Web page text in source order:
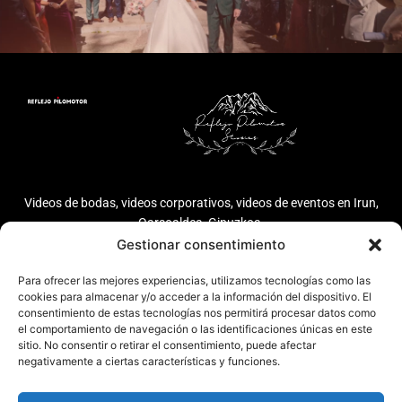
Gestionar consentimiento
Para ofrecer las mejores experiencias, utilizamos tecnologías como las
cookies para almacenar y/o acceder a la información del dispositivo. El
consentimiento de estas tecnologías nos permitirá procesar datos como
el comportamiento de navegación o las identificaciones únicas en este
sitio. No consentir o retirar el consentimiento, puede afectar
negativamente a ciertas características y funciones.
Videos de bodas, videos corporativos, videos de eventos en Irun,
Oarsoaldea, Gipuzkoa.
Ayuda
669 243 435
info@reflejopilomotor.com
Pilomotor
WEDDING STORIES
VIDEO CORPORATIVO
POLÍTICA DE
PRIVACIDAD
AVISO LEGAL
POLÍTICA DE
COOKIES